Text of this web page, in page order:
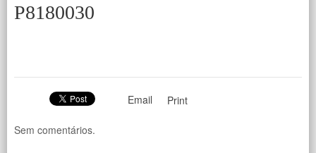
P8180030
Email Print
Sem comentários.